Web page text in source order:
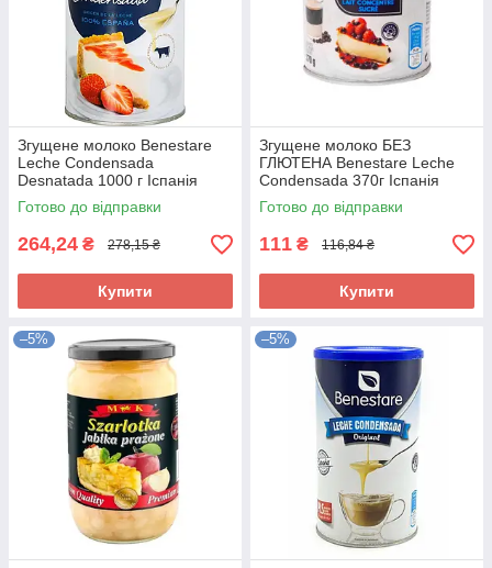
Згущене молоко Benestare
Leche Condensada
Desnatada 1000 г Іспанія
Готово до відправки
264,24 ₴ 278,15 ₴
Купити
Згущене молоко БЕЗ
ГЛЮТЕНА Benestare Leche
Condensada 370г Іспанія
Готово до відправки
111 ₴ 116,84 ₴
Купити
–5% –5%